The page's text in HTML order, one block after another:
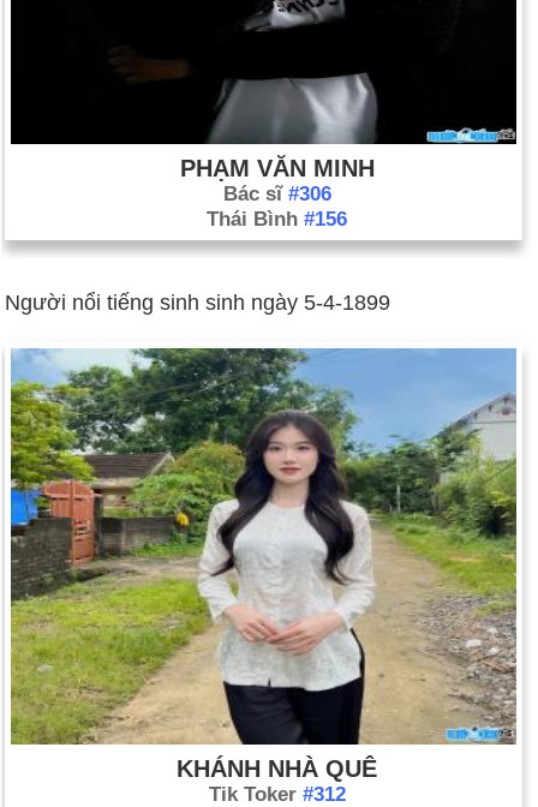
PHẠM VĂN MINH
Bác sĩ #306
Thái Bình #156
Người nổi tiếng sinh sinh ngày 5-4-1899
KHÁNH NHÀ QUÊ
Tik Toker #312